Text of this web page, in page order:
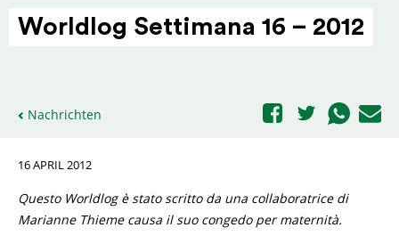
Worldlog Settimana 16 – 2012
Nachrichten
16 APRIL 2012
Questo Worldlog è stato scritto da una collaboratrice di
Marianne Thieme causa il suo congedo per maternità.